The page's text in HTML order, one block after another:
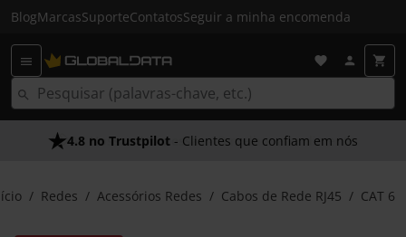
BlogMarcasSuporteContatosSeguir a minha encomenda
4.8 no Trustpilot - Clientes que confiam em nós
Redes Acessórios Redes Cabos de Rede RJ45 CAT 6